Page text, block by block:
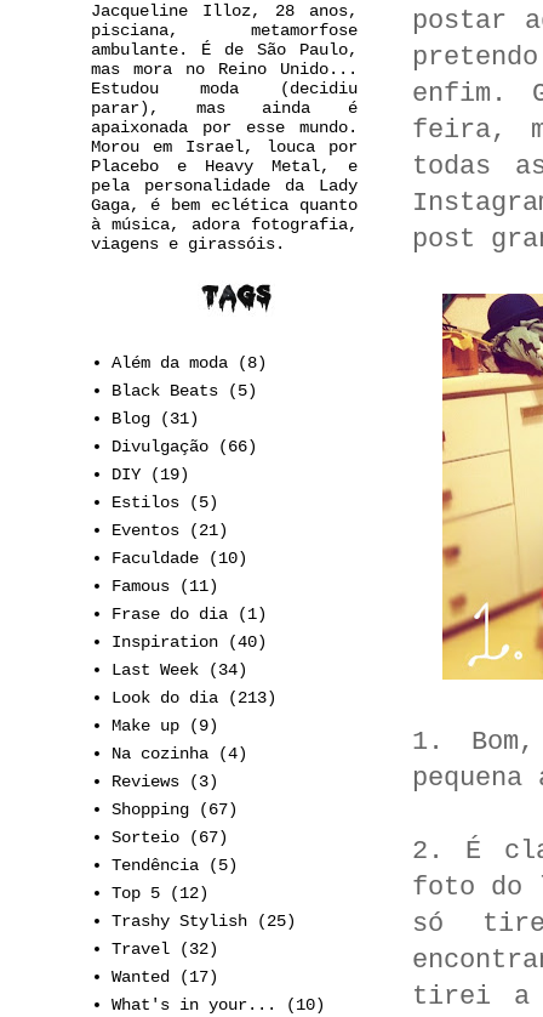
postar
enfim.
feira,
todas
post
1.
pequena
2. É
foto do
só
tirei a
Jacqueline Illoz, 28 anos,
pisciana, metamorfose
ambulante. É de São Paulo,
mas mora no Reino Unido...
Estudou moda (decidiu
parar), mas ainda é
apaixonada por esse mundo.
Morou em Israel, louca por
Placebo e Heavy Metal, e
pela personalidade da Lady
Gaga, é bem eclética quanto
à música, adora fotografia,
viagens e girassóis.
Além da moda
(8)
Black Beats
(5)
Blog
(31)
Divulgação
(66)
DIY
(19)
Estilos
(5)
Eventos
(21)
Faculdade
(10)
Famous
(11)
Frase do dia
(1)
Inspiration
(40)
Last Week
(34)
Look do dia
(213)
Make up
(9)
Na cozinha
(4)
Reviews
(3)
Shopping
(67)
Sorteio
(67)
Tendência
(5)
Top 5
(12)
Trashy Stylish
(25)
Travel
(32)
Wanted
(17)
What's in your...
(10)